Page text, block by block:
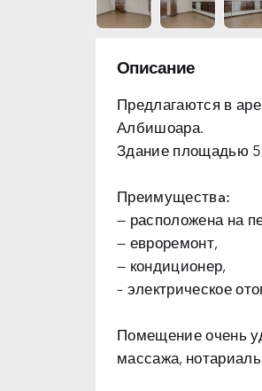
Описание
Предлагаются в
Албишоара.
Здание площадью
Преимуществa:
— расположена на
— евроремонт,
— кондиционер,
– электрическое
Помещение очень
массажа,